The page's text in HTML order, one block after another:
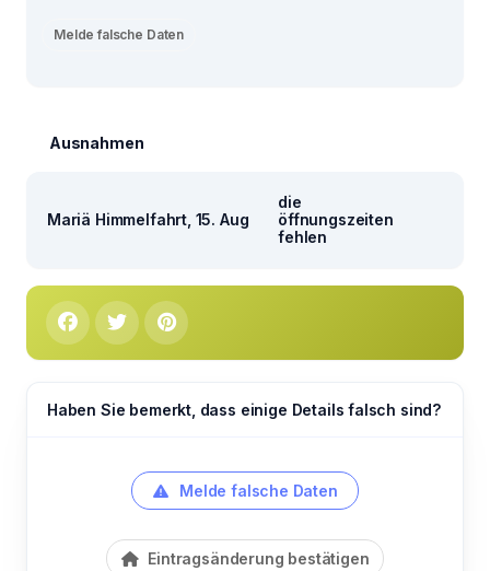
Melde falsche Daten
Ausnahmen
Mariä Himmelfahrt, 15. Aug
die
öffnungszeiten
fehlen
Haben Sie bemerkt, dass einige Details falsch sind?
Melde falsche Daten
Eintragsänderung bestätigen